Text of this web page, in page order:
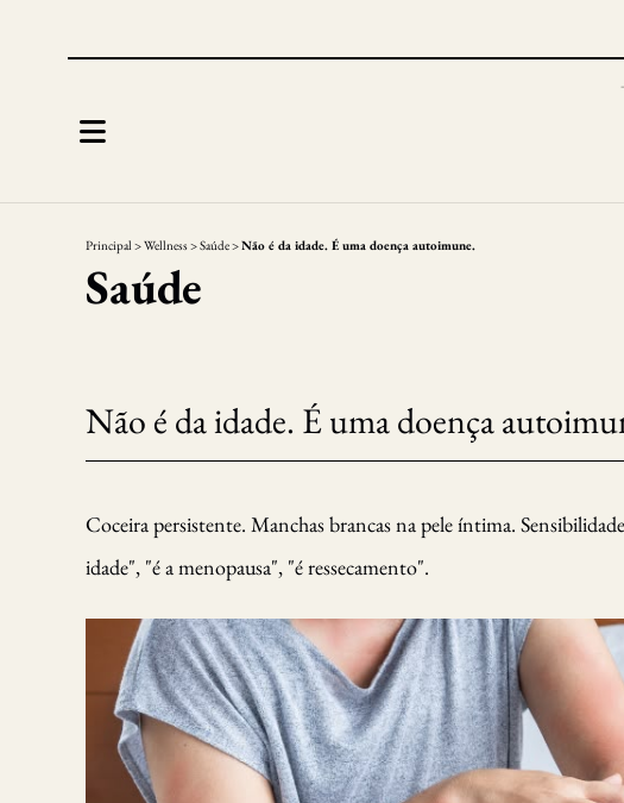
Principal>Wellness>Saúde>Não é da idade. É uma doença autoimune.
Saúde
Não é da idade. É uma doença
Coceira persistente. Manchas brancas na pele íntima.
idade", "é a menopausa", "é ressecamento".